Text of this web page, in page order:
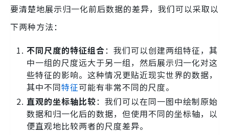
要清楚地展示归一化前后数据的差异，我们可以采取以
下两种方法：
不同尺度的特征组合：我们可以创建两组特征，其
中一组的尺度远大于另一组，然后展示归一化对这
些特征的影响。这种情况更贴近现实世界的数据，
其中不同特征可能有非常不同的尺度。
直观的坐标轴比较：我们可以在同一图中绘制原始
数据和归一化后的数据，但使用不同的坐标轴，以
便直观地比较两者的尺度差异。